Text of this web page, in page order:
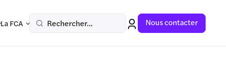
La FCA Rechercher... Nous contacter